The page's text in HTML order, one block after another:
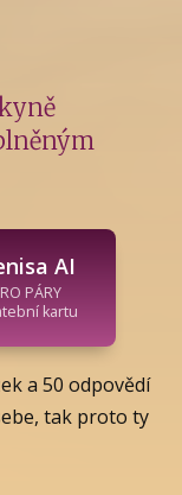
AI
PÁRY
kartu
a 50 odpovědí
tak proto ty